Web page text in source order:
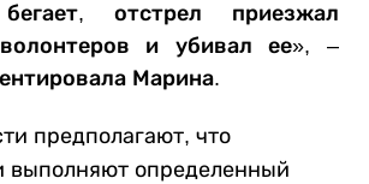
отстрел приезжал
и убивал ее», –
Марина.
предполагают, что
выполняют определенный